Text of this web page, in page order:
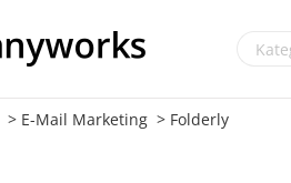
E-Mail Marketing Folderly